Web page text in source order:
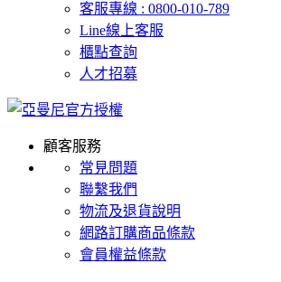
客服專線 : 0800-010-789
Line線上客服
櫃點查詢
人才招募
顧客服務
常見問題
聯繫我們
物流及退貨說明
網路訂購商品條款
會員權益條款